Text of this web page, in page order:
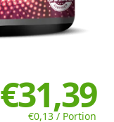
€31,39
€0,13 / Portion